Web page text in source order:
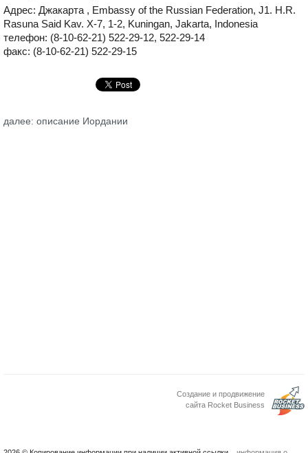
Адрес: Джакарта , Embassy of the Russian Federation, J1. H.R.
Rasuna Said Kav. X-7, 1-2, Kuningan, Jakarta, Indonesia
телефон: (8-10-62-21) 522-29-12, 522-29-14
факс: (8-10-62-21) 522-29-15
далее: описание Иордании
Создание и продвижение
сайта Rocket Business